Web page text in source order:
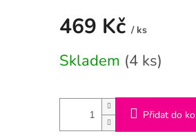
469 Kč / ks
cena:
Skladem (4 ks)
Přidat do